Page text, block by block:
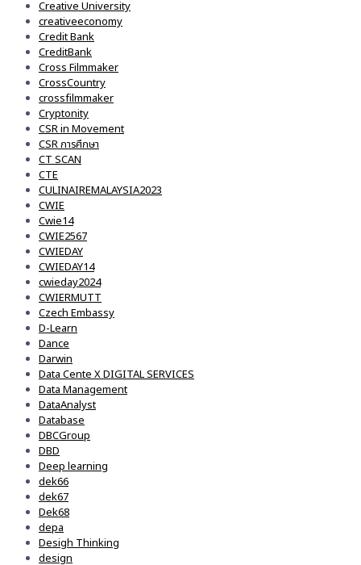
Creative University
creativeeconomy
Credit Bank
CreditBank
Cross Filmmaker
CrossCountry
crossfilmmaker
Cryptonity
CSR in Movement
CSR การศึกษา
CT SCAN
CTE
CULINAIREMALAYSIA2023
CWIE
Cwie14
CWIE2567
CWIEDAY
CWIEDAY14
cwieday2024
CWIERMUTT
Czech Embassy
D-Learn
Dance
Darwin
Data Cente X DIGITAL SERVICES
Data Management
DataAnalyst
Database
DBCGroup
DBD
Deep learning
dek66
dek67
Dek68
depa
Desigh Thinking
design